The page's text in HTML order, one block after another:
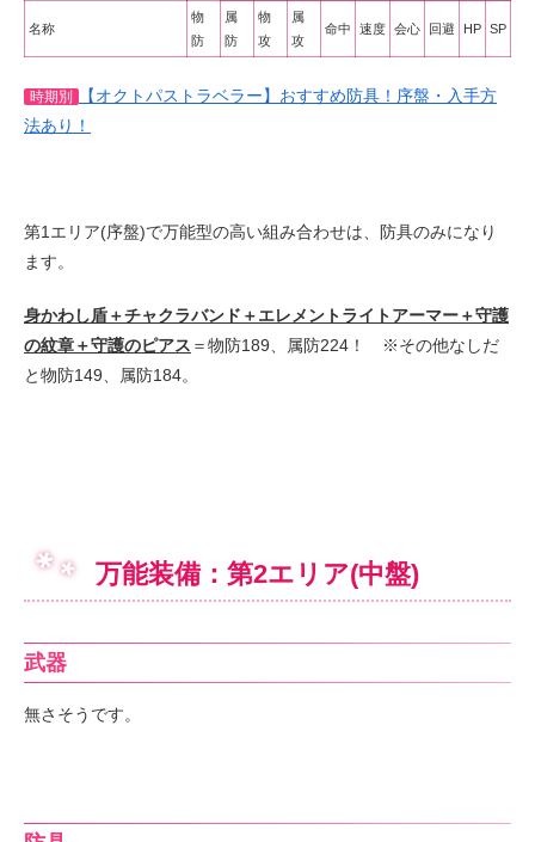
名称
物
防
属
防
物
攻
属
攻
命中 速度 会心 回避 HP SP
時期別
【オクトパストラベラー】おすすめ防具！序盤・入手方
法あり！
第1エリア(序盤)で万能型の高い組み合わせは、防具のみになり
ます。
身かわし盾＋チャクラバンド＋エレメントライトアーマー＋守護
の紋章＋守護のピアス ＝物防189、属防224！ ※その他なしだ
と物防149、属防184。
万能装備：第2エリア(中盤)
武器
無さそうです。